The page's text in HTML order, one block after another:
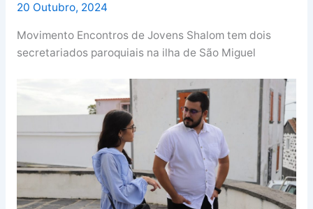
20 Outubro, 2024
Movimento Encontros de Jovens Shalom tem dois
secretariados paroquiais na ilha de São Miguel